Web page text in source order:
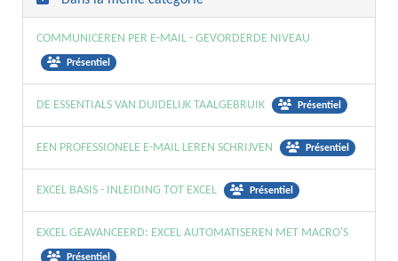
COMMUNICEREN PER E-MAIL - GEVORDERDE NIVEAU
Présentiel
DE ESSENTIALS VAN DUIDELIJK TAALGEBRUIK Présentiel
EEN PROFESSIONELE E-MAIL LEREN SCHRIJVEN Présentiel
EXCEL BASIS - INLEIDING TOT EXCEL Présentiel
EXCEL GEAVANCEERD: EXCEL AUTOMATISEREN MET MACRO'S
Présentiel